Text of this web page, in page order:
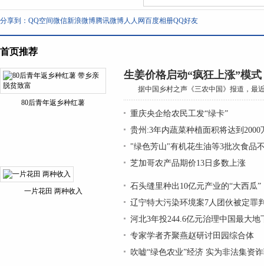
分享到： QQ空间微信新浪微博腾讯微博人人网百度相册QQ好友
首页推荐
80后青年返乡种红薯
一片花田 两种收入
生姜价格启动“疯狂上涨”模式
据中国乡村之声《三农中国》报道，最近
重庆央企给农民工发“绿卡”
贵州:3年内蔬菜种植面积将达到2000
"绿色芳山"有机花生油等3批次食品
芝加哥农产品期价13日多数上涨
石头缝里种出10亿元产业的“大西瓜”
辽宁特大污染环境案7人团伙被定罪
河北3年投244.6亿元治理中国最大地
专家学者齐聚燕赵研讨田园综合体
吹嘘“绿色农业”经济 实为非法集资